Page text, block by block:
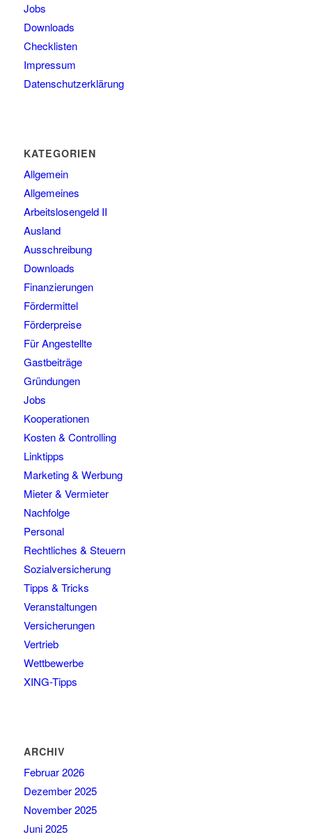
Jobs
Downloads
Checklisten
Impressum
Datenschutzerklärung
KATEGORIEN
Allgemein
Allgemeines
Arbeitslosengeld II
Ausland
Ausschreibung
Downloads
Finanzierungen
Fördermittel
Förderpreise
Für Angestellte
Gastbeiträge
Gründungen
Jobs
Kooperationen
Kosten & Controlling
Linktipps
Marketing & Werbung
Mieter & Vermieter
Nachfolge
Personal
Rechtliches & Steuern
Sozialversicherung
Tipps & Tricks
Veranstaltungen
Versicherungen
Vertrieb
Wettbewerbe
XING-Tipps
ARCHIV
Februar 2026
Dezember 2025
November 2025
Juni 2025